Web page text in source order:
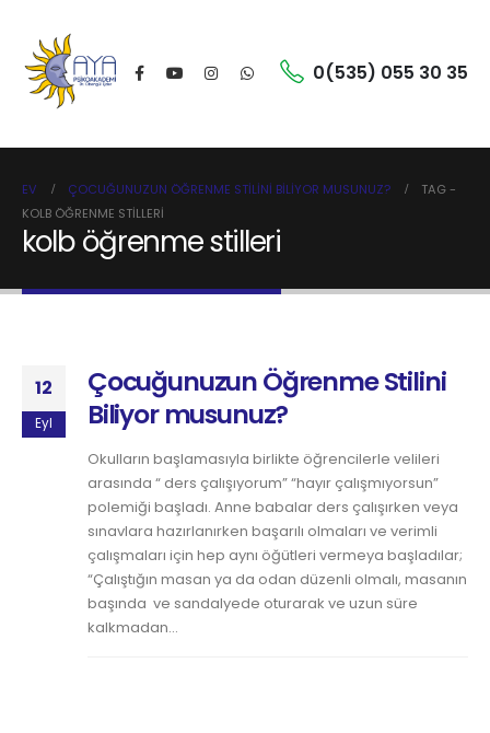
0(535) 055 30 35
EV ÇOCUĞUNUZUN ÖĞRENME STILINI BILIYOR MUSUNUZ?
TAG -
KOLB ÖĞRENME STILLERI
kolb öğrenme stilleri
12
Eyl
Çocuğunuzun Öğrenme Stilini
Biliyor musunuz?
Okulların başlamasıyla birlikte öğrencilerle velileri
arasında “ ders çalışıyorum” “hayır çalışmıyorsun”
polemiği başladı. Anne babalar ders çalışırken veya
sınavlara hazırlanırken başarılı olmaları ve verimli
çalışmaları için hep aynı öğütleri vermeya başladılar;
“Çalıştığın masan ya da odan düzenli olmalı, masanın
başında ve sandalyede oturarak ve uzun süre
kalkmadan...